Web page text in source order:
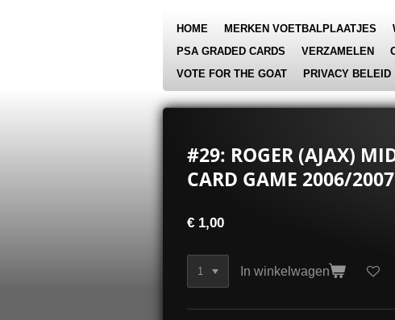
HOME MERKEN VOETBALPLAATJES
PSA GRADED CARDS
VERZAMELEN
VOTE FOR THE GOAT
PRIVACY BELEID
#29: ROGER (AJAX)
CARD GAME 2006/2007
€ 1,00
In winkelwagen